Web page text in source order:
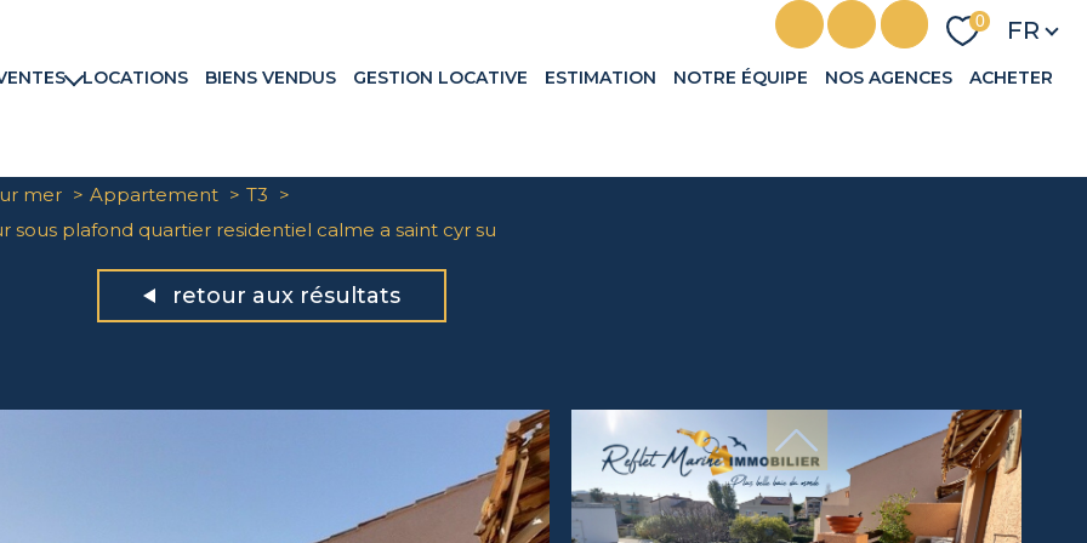
0 FR
commerciaux
LOCATIONS BIENS VENDUS GESTION LOCATIVE ESTIMATION NOTRE ÉQUIPE NOS AGENCES ACHETER
mer Appartement
T3
plafond quartier residentiel calme a saint cyr su
retour aux résultats